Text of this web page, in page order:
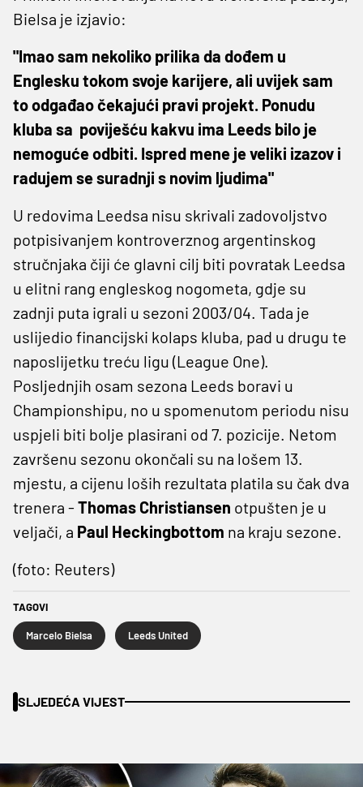
Bielsa je izjavio:
"Imao sam nekoliko prilika da dođem u
Englesku tokom svoje karijere, ali uvijek sam
to odgađao čekajući pravi projekt. Ponudu
kluba sa poviješću kakvu ima Leeds bilo je
nemoguće odbiti. Ispred mene je veliki izazov i
radujem se suradnji s novim ljudima"
U redovima Leedsa nisu skrivali zadovoljstvo
potpisivanjem kontroverznog argentinskog
stručnjaka čiji će glavni cilj biti povratak Leedsa
u elitni rang engleskog nogometa, gdje su
zadnji puta igrali u sezoni 2003/04. Tada je
uslijedio financijski kolaps kluba, pad u drugu te
naposlijetku treću ligu (League One).
Posljednjih osam sezona Leeds boravi u
Championshipu, no u spomenutom periodu nisu
uspjeli biti bolje plasirani od 7. pozicije. Netom
završenu sezonu okončali su na lošem 13.
mjestu, a cijenu loših rezultata platila su čak dva
trenera - Thomas Christiansen otpušten je u
veljači, a Paul Heckingbottom na kraju sezone.
(foto: Reuters)
TAGOVI
Marcelo Bielsa Leeds United
SLJEDEĆA VIJEST